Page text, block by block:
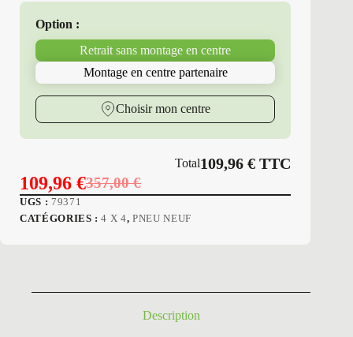
225/55R17
DHPSPO
Option :
Retrait sans montage en centre
Montage en centre partenaire
Choisir mon centre
Total109,96€ TTC
357,00€
Le
prix
109,96 €
Le
prix
UGS : 79371
CATÉGORIES :4 X 4,PNEU NEUF
Description